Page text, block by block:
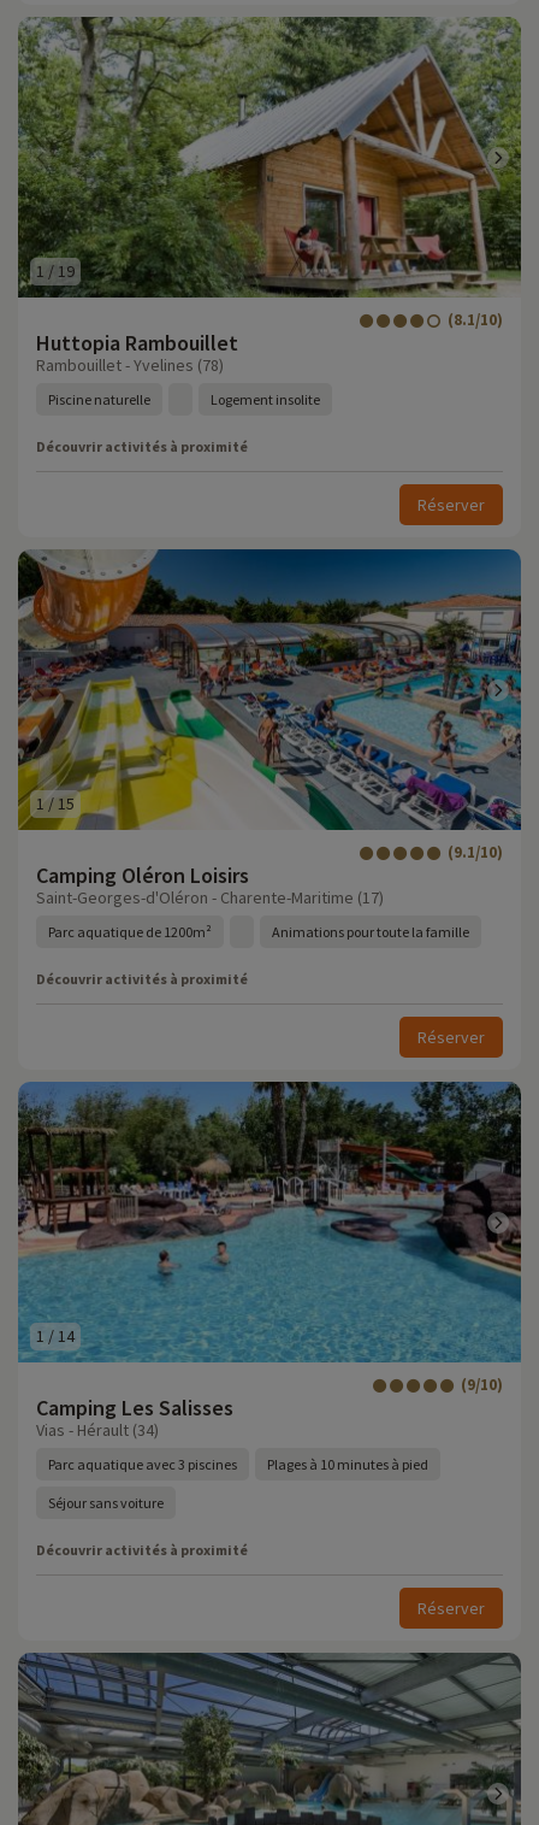
1 / 19
Huttopia Rambouillet
(8.1/10)
Rambouillet - Yvelines (78)
Piscine naturelle Logement insolite
Découvrir activités à proximité
Réserver
1/15
Camping Oléron Loisirs
(9.1/10)
Saint-Georges-d'Oléron - Charente-Maritime (17)
Parc aquatique de 1200m² Animations pour toute la famille
Découvrir activités à proximité
Réserver
1 /14
Camping Les Salisses
(9/10)
Vias - Hérault (34)
Parc aquatique avec 3 piscines Plages à 10 minutes à pied
Séjour sans voiture
Découvrir activités à proximité
Réserver